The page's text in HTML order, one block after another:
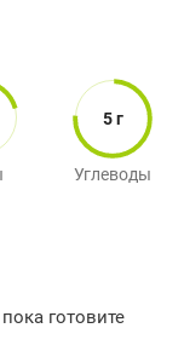
5 г
Углеводы